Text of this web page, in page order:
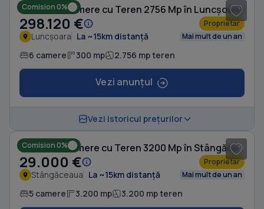
Comision 0%
Casă cu 6 camere cu Teren 2756 Mp în Luncșoara
298.120 € Proprietar
Luncșoara La ~15km distanță Mai mult de un an
6 camere 300 mp 2.756 mp teren
Vezi anunțul
Vezi istoricul prețurilor
Comision 0% Casă cu 5 camere cu Teren 3200 Mp în Stângăceaua
29.000 € Proprietar
Stângăceaua La ~15km distanță Mai mult de un an
5 camere 3.200 mp 3.200 mp teren